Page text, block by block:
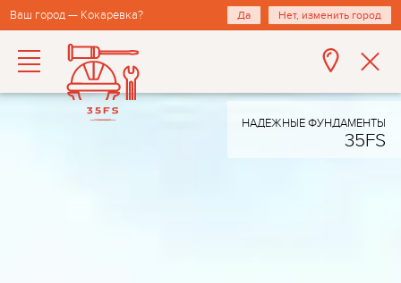
Ваш город — Кокаревка? Да Нет, изменить город
НАДЕЖНЫЕ ФУНДАМЕНТЫ
35FS